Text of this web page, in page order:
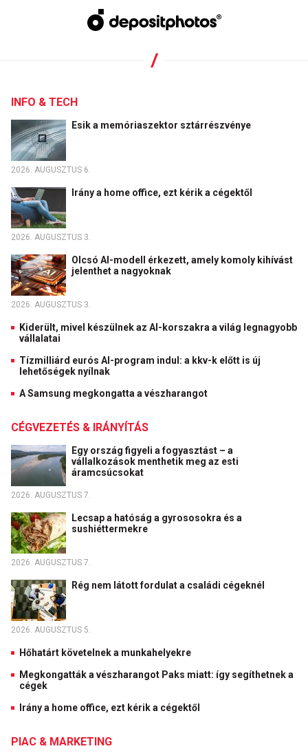
INFO & TECH
Esik a memóriaszektor sztárrészvénye
2026. AUGUSZTUS 6.
Irány a home office, ezt kérik a cégektől
2026. AUGUSZTUS 3.
Olcsó AI-modell érkezett, amely komoly kihívást
jelenthet a nagyoknak
2026. AUGUSZTUS 3.
Kiderült, mivel készülnek az AI-korszakra a világ legnagyobb
vállalatai
Tízmilliárd eurós AI-program indul: a kkv-k előtt is új
lehetőségek nyílnak
A Samsung megkongatta a vészharangot
CÉGVEZETÉS & IRÁNYÍTÁS
Egy ország figyeli a fogyasztást – a
vállalkozások menthetik meg az esti
áramcsúcsokat
2026. AUGUSZTUS 7.
Lecsap a hatóság a gyrososokra és a
sushiéttermekre
2026. AUGUSZTUS 7.
Rég nem látott fordulat a családi cégeknél
2026. AUGUSZTUS 5.
Hőhatárt követelnek a munkahelyekre
Megkongatták a vészharangot Paks miatt: így segíthetnek a
cégek
Irány a home office, ezt kérik a cégektől
PIAC & MARKETING